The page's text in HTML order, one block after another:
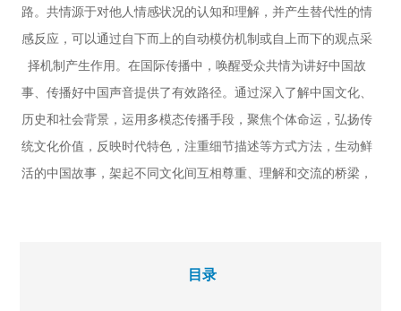
李永强
理论平台
53 | 国际传播效能提升路径
基于传播学理论和研究的探讨
李喜根
趋势
王维 张锦涛
63 | 深化文明交流互鉴：全球视野中的地方传播实
路。共情源于对他人情感状况的认知和理解，并产生替代性的情
感反应，可以通过自下而上的自动模仿机制或自上而下的观点采
择机制产生作用。在国际传播中，唤醒受众共情为讲好中国故
事、传播好中国声音提供了有效路径。通过深入了解中国文化、
历史和社会背景，运用多模态传播手段，聚焦个体命运，弘扬传
统文化价值，反映时代特色，注重细节描述等方式方法，生动鲜
活的中国故事，架起不同文化间互相尊重、理解和交流的桥梁，
出“情感-认知-行为”传播层次。
目录